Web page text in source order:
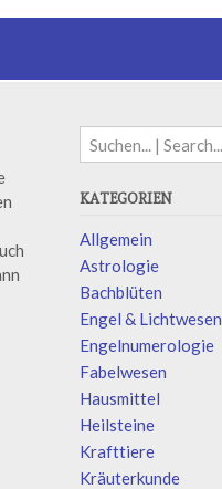
KATEGORIEN
Allgemein
Astrologie
Bachblüten
Engel & Lichtwesen
Engelnumerologie
Fabelwesen
Hausmittel
Heilsteine
Krafttiere
Kräuterkunde